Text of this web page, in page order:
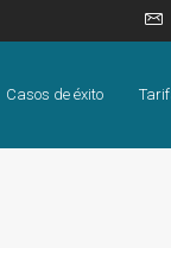
Casos de éxito